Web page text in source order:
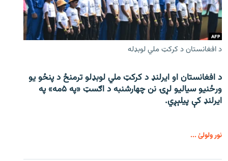
د افغانستان د کرکټ ملي لوبډله
د افغانستان او ایرلنډ د کرکټ ملي لوبډلو ترمنځ د پنځو یو
ورځنیو سیالیو لړۍ نن چهارشنبه د اګسټ «په ۵مه» په
ایرلنډ کې پیلېږي.
نور ولولئ ...